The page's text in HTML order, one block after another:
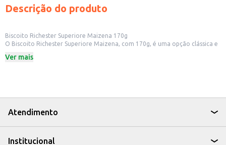
Descrição do produto
Biscoito Richester Superiore Maizena 170g
O Biscoito Richester Superiore Maizena, com 170g, é uma opção clássica e
saboroso, ele pode ser consumido puro, acompanhado de café, chá ou
Pode ser utilizado como base para diversas receitas, como tortas e pavês.
Uma alternativa para compor cestas de café da manhã.
O Biscoito Richester Superiore Maizena é uma escolha que agrada a todos,
Ver mais
Atendimento
Institucional